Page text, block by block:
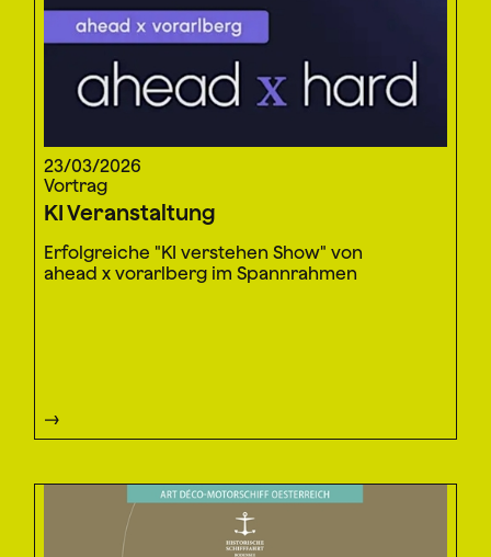
23/03/2026
Vortrag
KI Veranstaltung
Erfolgreiche "KI verstehen Show" von
ahead x vorarlberg im Spannrahmen